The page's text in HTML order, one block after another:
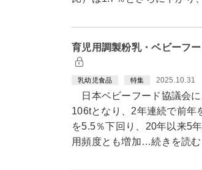
育児用調製粉乳・ベビーフ
乳幼児食品 特集 2025.10.31
日本ベビーフード協議会
106tとなり、2年連続で前年
を5.5％下回り、20年以来5
用頻度とも増加…続きを読む